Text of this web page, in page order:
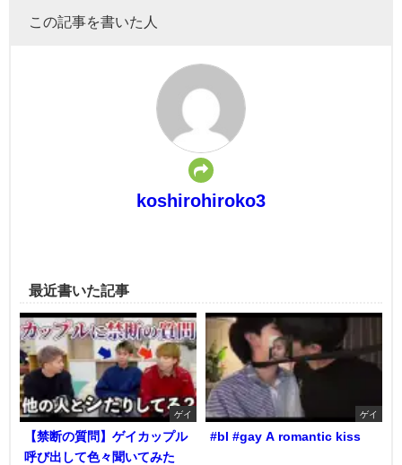
この記事を書いた人
koshirohiroko3
最近書いた記事
ゲイ
【禁断の質問】ゲイカップル
呼び出して色々聞いてみた
ゲイ
#bl #gay A romantic kiss